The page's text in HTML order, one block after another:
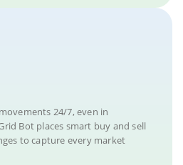
24/7, even in
Bot places smart buy and sell
to capture every market